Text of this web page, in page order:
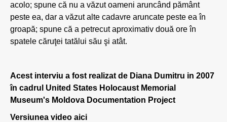
acolo; spune că nu a văzut oameni aruncând pământ
peste ea, dar a văzut alte cadavre aruncate peste ea în
groapă; spune că a petrecut aproximativ două ore în
spatele căruţei tatălui său şi atât.
Acest interviu a fost realizat de Diana Dumitru in 2007
în cadrul United States Holocaust Memorial
Museum's Moldova Documentation Project
Versiunea video aici